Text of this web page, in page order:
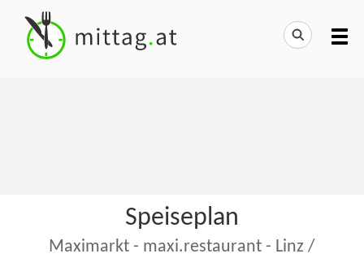
Speiseplan
Maximarkt - maxi.restaurant - Linz /